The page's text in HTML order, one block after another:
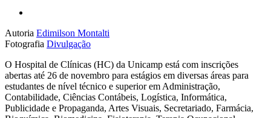
Autoria Edimilson Montalti
Fotografia Divulgação
O Hospital de Clínicas (HC) da Unicamp está com inscrições
abertas até 26 de novembro para estágios em diversas áreas para
estudantes de nível técnico e superior em Administração,
Contabilidade, Ciências Contábeis, Logística, Informática,
Publicidade e Propaganda, Artes Visuais, Secretariado, Farmácia,